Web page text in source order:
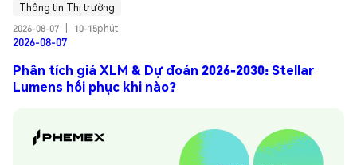
Thông tin Thị trường
2026-08-07
10-15phút
2026-08-07
Phân tích giá XLM & Dự đoán 2026-2030: Stellar
Lumens hồi phục khi nào?